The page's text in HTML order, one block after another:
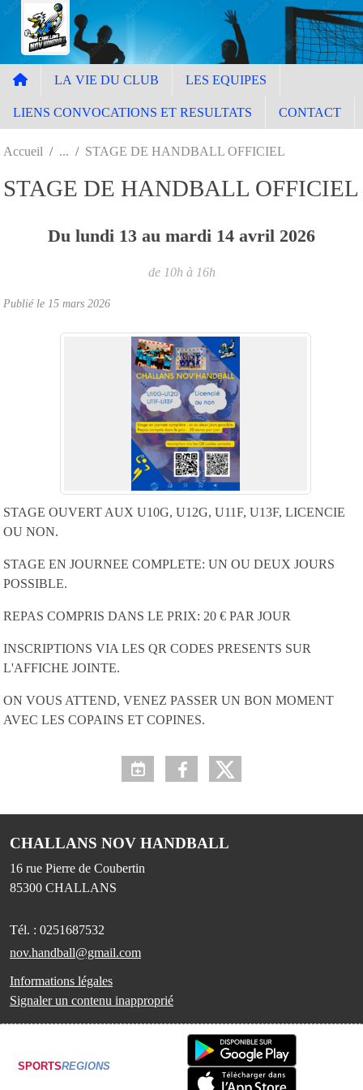
LA VIE DU CLUB LES EQUIPES
LIENS CONVOCATIONS ET RESULTATS CONTACT
Accueil STAGE DE HANDBALL OFFICIEL
STAGE DE HANDBALL OFFICIEL
Du lundi 13 au mardi 14 avril 2026
de 10h à 16h
Publié le 15 mars 2026
STAGE OUVERT AUX U10G, U12G, U11F, U13F, LICENCIE
OU NON.
STAGE EN JOURNEE COMPLETE: UN OU DEUX JOURS
POSSIBLE.
REPAS COMPRIS DANS LE PRIX: 20 € PAR JOUR
INSCRIPTIONS VIA LES QR CODES PRESENTS SUR
L'AFFICHE JOINTE.
ON VOUS ATTEND, VENEZ PASSER UN BON MOMENT
AVEC LES COPAINS ET COPINES.
CHALLANS NOV HANDBALL
16 rue Pierre de Coubertin
85300 CHALLANS
Tél. : 0251687532
nov.handball@gmail.com
Informations légales
Signaler un contenu inapproprié
SPORTSREGIONS
Panneau de gestion des cookies